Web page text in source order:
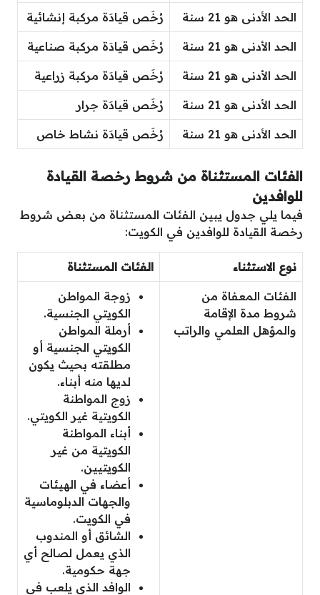
الحد الأدنى هو 21 سنة رُخَص قيادَة مركبة إنشائية
الحد الأدنى هو 21 سنة رُخَص قيادَة مركبة صناعية
الحد الأدنى هو 21 سنة رُخَص قيادَة مركبة زراعية
الحد الأدنى هو 21 سنة رُخَص قيادَة جرار
الحد الأدنى هو 21 سنة رُخَص قيادَة نشاط خاص
الفئات المستثناة من شروط رخصة القيادة
للوافدين
فيما يلي جدول يبين الفئات المستثناة من بعض شروط
رخصة القيادة للوافدين في الكويت:
نوع الاستثناء الفئات المستثناة
الفئات المعفاة من
شروط مدة الإقامة
والمؤهل العلمي والراتب
زوجة المواطن
الكويتي الجنسية.
أرملة المواطن
الكويتي الجنسية أو
مطلقته بحيث يكون
لديها منه أبناء.
زوج المواطنة
الكويتية غير الكويتي.
أبناء المواطنة
الكويتية من غير
الكويتيين.
أعضاء في الهيئات
والجهات الدبلوماسية
في الكويت.
الشائق أو المندوب
الذي يعمل لصالح أي
جهة حكومية.
الوافد الذي يلعب في